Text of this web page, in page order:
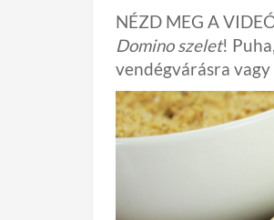
NÉZD MEG A
Domino szelet!
vendégvárásra